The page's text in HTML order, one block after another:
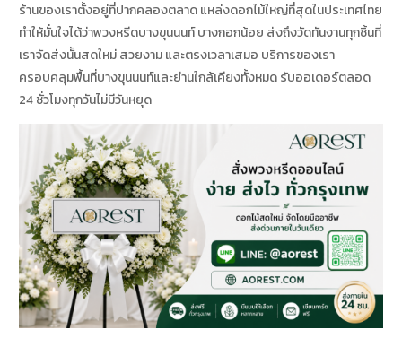
ร้านของเราตั้งอยู่ที่ปากคลองตลาด แหล่งดอกไม้ใหญ่ที่สุดในประเทศไทย
ทำให้มั่นใจได้ว่าพวงหรีดบางขุนนนท์ บางกอกน้อย ส่งถึงวัดทันงานทุกชิ้นที่
เราจัดส่งนั้นสดใหม่ สวยงาม และตรงเวลาเสมอ บริการของเรา
ครอบคลุมพื้นที่บางขุนนนท์และย่านใกล้เคียงทั้งหมด รับออเดอร์ตลอด
24 ชั่วโมงทุกวันไม่มีวันหยุด